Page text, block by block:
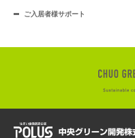
ご入居者様サポート